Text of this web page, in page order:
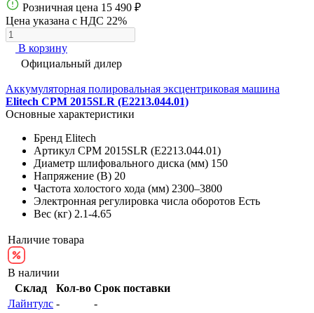
Розничная цена 15 490 ₽
Цена указана с НДС 22%
В корзину
Официальный дилер
Аккумуляторная полировальная эксцентриковая машина
Elitech CPM 2015SLR (E2213.044.01)
Основные характеристики
Бренд Elitech
Артикул CPM 2015SLR (E2213.044.01)
Диаметр шлифовального диска (мм) 150
Напряжение (В) 20
Частота холостого хода (мм) 2300–3800
Электронная регулировка числа оборотов Есть
Вес (кг) 2.1-4.65
Наличие товара
В наличии
Склад
Кол-во Срок поставки
Лайнтулс -
-